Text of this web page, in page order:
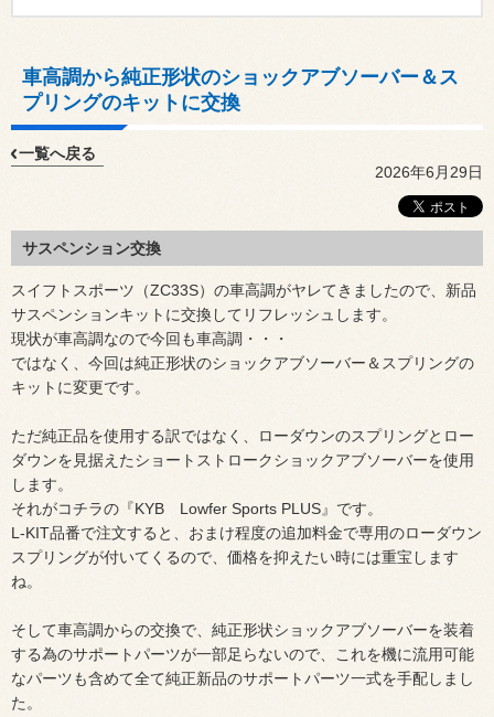
車高調から純正形状のショックアブソーバー＆ス
プリングのキットに交換
一覧へ戻る
2026年6月29日
サスペンション交換
スイフトスポーツ（ZC33S）の車高調がヤレてきましたので、新品
サスペンションキットに交換してリフレッシュします。
現状が車高調なので今回も車高調・・・
ではなく、今回は純正形状のショックアブソーバー＆スプリングの
キットに変更です。
ただ純正品を使用する訳ではなく、ローダウンのスプリングとロー
ダウンを見据えたショートストロークショックアブソーバーを使用
します。
それがコチラの『KYB Lowfer Sports PLUS』です。
L-KIT品番で注文すると、おまけ程度の追加料金で専用のローダウン
スプリングが付いてくるので、価格を抑えたい時には重宝します
ね。
そして車高調からの交換で、純正形状ショックアブソーバーを装着
する為のサポートパーツが一部足らないので、これを機に流用可能
なパーツも含めて全て純正新品のサポートパーツ一式を手配しまし
た。